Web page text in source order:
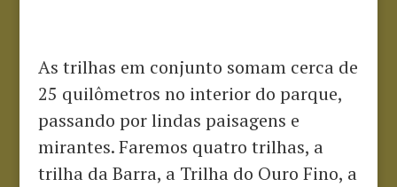
As trilhas em conjunto somam cerca de
25 quilômetros no interior do parque,
passando por lindas paisagens e
mirantes. Faremos quatro trilhas, a
trilha da Barra, a Trilha do Ouro Fino, a